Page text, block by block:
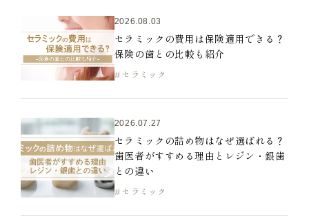
2026.08.03
セラミックの費用は保険適用できる？
保険の歯との比較も紹介
セラミック
2026.07.27
セラミックの詰め物はなぜ選ばれる？
歯医者がすすめる理由とレジン・銀歯
との違い
セラミック